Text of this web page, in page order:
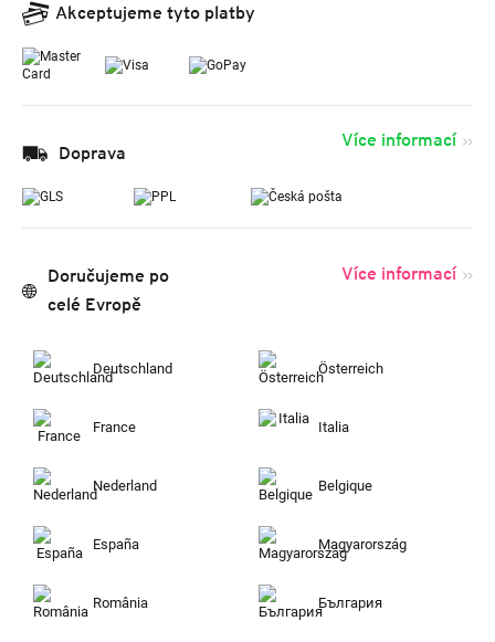
Akceptujeme tyto platby
Doprava
Více informací
Doručujeme po
celé Evropě
Více informací
Deutschland Österreich
France Italia
Nederland Belgique
España Magyarország
România България